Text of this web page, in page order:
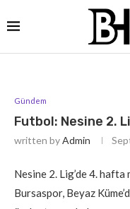
Gündem
Futbol: Nesine 2.
written byAdmin
Nesine 2. Lig’de 4. hafta
Bursaspor, Beyaz